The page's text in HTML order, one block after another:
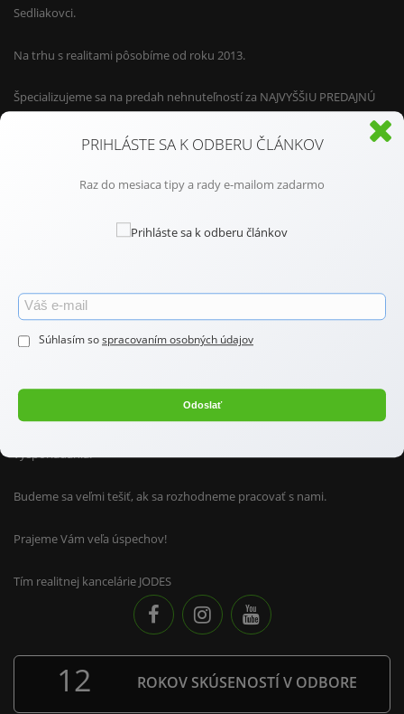
Sedliakovci.
Na trhu s realitami pôsobíme od roku 2013.
Špecializujeme sa na predah nehnuteľností za NAJVYŠŠIU PREDAJNÚ
Bystrici, Žarnovici (na strednom Slovensku), ale aj v Bratislave, Nitre,
predávame a s čím Vám môžeme pomôcť, neváhajte nás kontaktovať.
Naša kancelária sprostredkováva predaj, kúpu, prenájom
Taktiež Vám vieme v prípade potreby urobiť aj trhové ocenenie
vysporiadania.
Budeme sa veľmi tešiť, ak sa rozhodneme pracovať s nami.
Prajeme Vám veľa úspechov!
Tím realitnej kancelárie JODES
12 ROKOV SKÚSENOSTÍ V ODBORE
PRIHLÁSTE SA K ODBERU ČLÁNKOV
Raz do mesiaca tipy a rady e-mailom zadarmo
Súhlasím sospracovaním osobných údajov
Odoslať